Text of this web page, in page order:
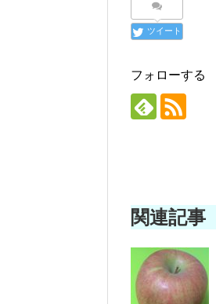
ツイート
フォローする
関連記事